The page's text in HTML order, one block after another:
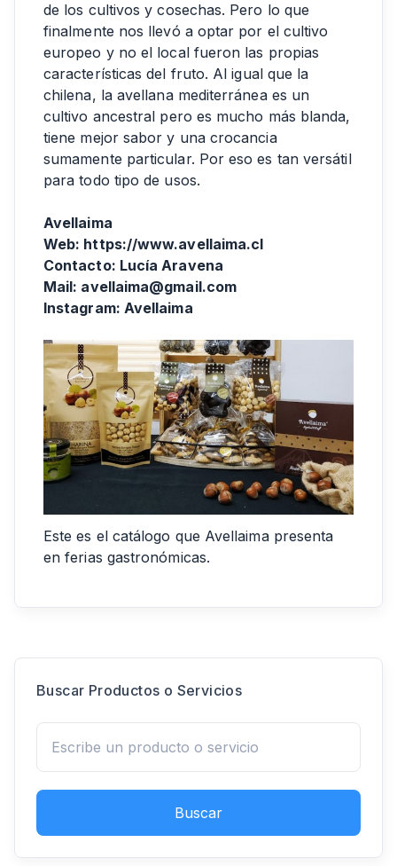
de los cultivos y cosechas. Pero lo que
finalmente nos llevó a optar por el cultivo
europeo y no el local fueron las propias
características del fruto. Al igual que la
chilena, la avellana mediterránea es un
cultivo ancestral pero es mucho más blanda,
tiene mejor sabor y una crocancia
sumamente particular. Por eso es tan versátil
para todo tipo de usos.
Avellaima
Web: https://www.avellaima.cl
Contacto: Lucía Aravena
Mail: avellaima@gmail.com
Instagram: Avellaima
Este es el catálogo que Avellaima presenta
en ferias gastronómicas.
Buscar Productos o Servicios
Buscar